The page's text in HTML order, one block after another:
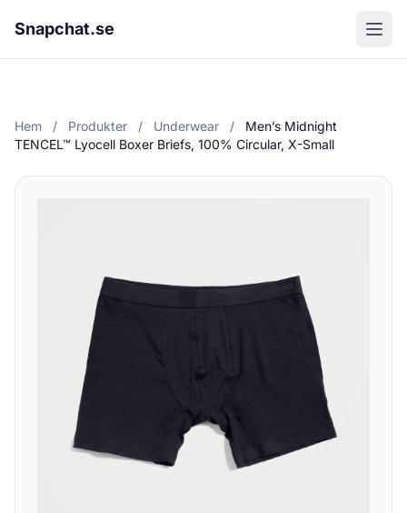
Snapchat.se
Hem / Produkter / Underwear /
Men’s Midnight
TENCEL™ Lyocell Boxer Briefs, 100% Circular, X-Small